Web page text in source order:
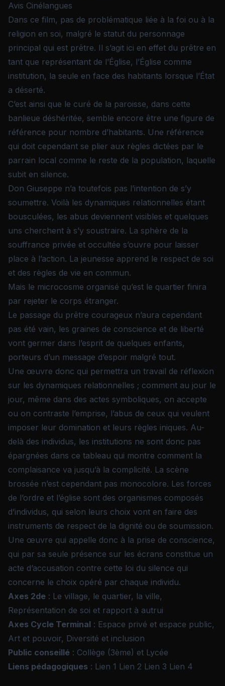
Avis Cinélangues
Dans ce film, pas de problématique liée à la foi ou à la
religion en soi, malgré le statut du personnage
principal qui est prêtre. Il s’agit ici en effet du prêtre en
tant que représentant de l’Église, l’Église comme
institution, la seule en face des habitants lorsque l’État
a déserté.
C’est ainsi que le curé de la paroisse, dans cette
banlieue déshéritée, semble encore être une figure de
référence pour nombre d’habitants. Une référence
qui doit cependant se plier aux règles dictées par le
parrain local comme le reste de la population, laquelle
subit en silence.
Don Giuseppe n’a toutefois pas l’intention de s’y
soumettre. Voilà les dynamiques relationnelles étant
bousculées, les abus deviennent visibles et quelques
uns cherchent à s’y soustraire. La sphère de la
souffrance privée et occultée s’ouvre pour laisser
place à l’action. La jeunesse apprend le respect de soi
et des règles de vie en commun.
Mais le microcosme organisé qu’est le quartier finira
par rejeter le corps étranger.
Le passage du prêtre courageux n’aura cependant
pas été vain, les graines de conscience et de liberté
vont germer dans l’esprit de quelques enfants,
porteurs d’un message d’espoir malgré tout.
Une œuvre donc qui permettra un travail de réflexion
sur les dynamiques relationnelles ; comment au jour le
jour, même dans des actes symboliques, on accepte
ou on contraste l’emprise, l’abus de ceux qui veulent
imposer leur domination et leurs règles iniques. Au-
delà des individus, les institutions ne sont donc pas
épargnées dans ce tableau qui montre comment la
complaisance va jusqu’à la complicité. La scène
brossée n’est cependant pas monocolore. Les forces
de l’ordre et l’église sont des organismes composés
d’individus, qui selon leurs choix vont en faire des
instruments de respect de la dignité ou de soumission.
Une œuvre qui appelle donc à la prise de conscience,
qui par sa seule présence sur les écrans constitue un
acte d’accusation contre cette loi du silence qui
concerne le choix opéré par chaque individu.
Axes 2de : Le village, le quartier, la ville,
Représentation de soi et rapport à autrui
Axes Cycle Terminal : Espace privé et espace public,
Art et pouvoir, Diversité et inclusion
Public conseillé : Collège (3ème) et Lycée
Liens pédagogiques : Lien 1 Lien 2 Lien 3 Lien 4